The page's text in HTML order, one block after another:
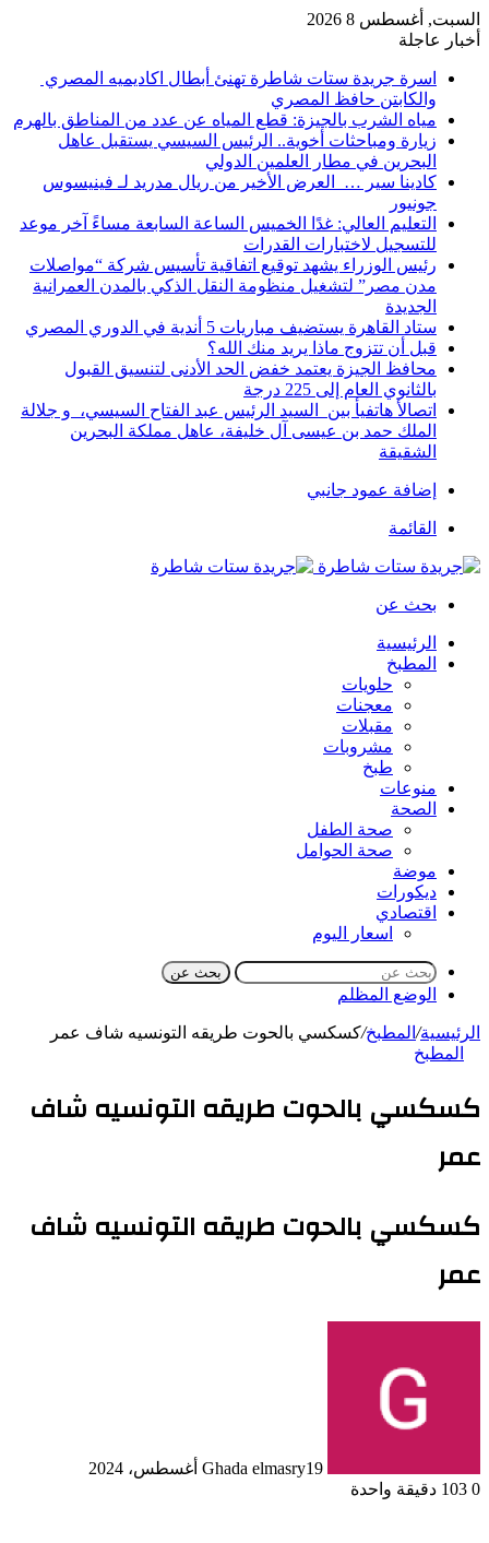
السبت, أغسطس 8 2026
أخبار عاجلة
اسرة جريدة ستات شاطرة تهنئ أبطال اكاديميه المصري
والكابتن حافظ المصري
مياه الشرب بالجيزة: قطع المياه عن عدد من المناطق بالهرم
زيارة ومباحثات أخوية.. الرئيس السيسي يستقبل عاهل
البحرين في مطار العلمين الدولي
كادينا سير … العرض الأخير من ريال مدريد لـ فينيسوس
جونيور
التعليم العالي: غدًا الخميس الساعة السابعة مساءً آخر موعد
للتسجيل لاختبارات القدرات
رئيس الوزراء يشهد توقيع اتفاقية تأسيس شركة “مواصلات
مدن مصر” لتشغيل منظومة النقل الذكي بالمدن العمرانية
الجديدة
ستاد القاهرة يستضيف مباريات 5 أندية في الدوري المصري
قبل أن تتزوج ماذا يريد منك الله؟
محافظ الجيزة يعتمد خفض الحد الأدنى لتنسيق القبول
بالثانوي العام إلى 225 درجة
اتصالأ هاتفيأ بين السيد الرئيس عبد الفتاح السيسي، و جلالة
الملك حمد بن عيسى آل خليفة، عاهل مملكة البحرين
الشقيقة
إضافة عمود جانبي
القائمة
بحث عن
الرئيسية
المطبخ
حلويات
معجنات
مقبلات
مشروبات
طبخ
منوعات
الصحة
صحة الطفل
صحة الحوامل
موضة
ديكورات
اقتصادي
اسعار اليوم
بحث عن
الوضع المظلم
الرئيسية/ المطبخ/كسكسي بالحوت طريقه التونسيه شاف عمر
المطبخ
كسكسي بالحوت طريقه التونسيه شاف
عمر
كسكسي بالحوت طريقه التونسيه شاف
عمر
Ghada elmasry19 أغسطس، 2024
0
دقيقة واحدة